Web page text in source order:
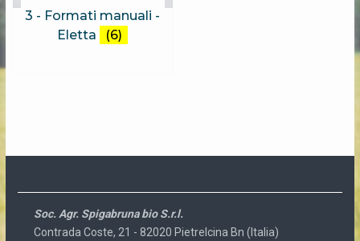
3 - Formati manuali -
Eletta
(6)
Soc. Agr. Spigabruna bio S.r.l.
Contrada Coste, 21 - 82020 Pietrelcina Bn (Italia)